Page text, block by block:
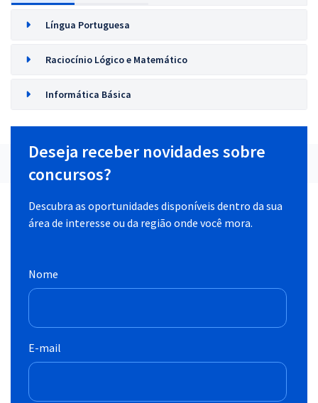
Língua Portuguesa
Raciocínio Lógico e Matemático
Informática Básica
Deseja receber novidades sobre
concursos?
Descubra as oportunidades disponíveis dentro da sua
área de interesse ou da região onde você mora.
Nome
E-mail